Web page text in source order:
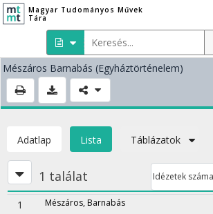
Magyar Tudományos Művek
Tára
Mészáros Barnabás (Egyháztörténelem)
Adatlap Lista Táblázatok
1 találat Idézetek száma
1 Mészáros, Barnabás